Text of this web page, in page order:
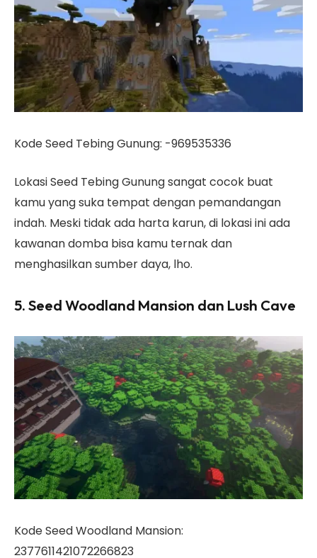
Kode Seed Tebing Gunung: -969535336
Lokasi Seed Tebing Gunung sangat cocok buat
kamu yang suka tempat dengan pemandangan
indah. Meski tidak ada harta karun, di lokasi ini ada
kawanan domba bisa kamu ternak dan
menghasilkan sumber daya, lho.
5. Seed Woodland Mansion dan Lush Cave
Kode Seed Woodland Mansion:
2377611421072266823